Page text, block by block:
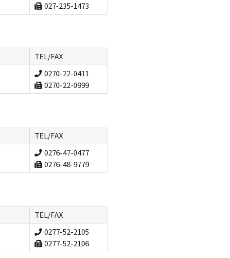
027-235-1473
TEL/FAX
0270-22-0411
0270-22-0999
TEL/FAX
0276-47-0477
0276-48-9779
TEL/FAX
0277-52-2105
0277-52-2106